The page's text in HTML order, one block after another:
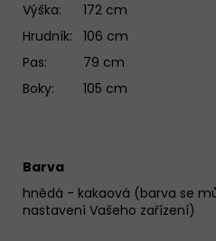
Výška: 172 cm
Hrudník: 106 cm
Pas: 79 cm
Boky: 105 cm
Barva
hnědá - kakaová (barva se
nastavení Vašeho zařízení)